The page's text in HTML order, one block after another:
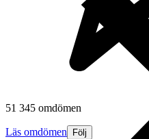
51 345 omdömen
Läs omdömen Följ